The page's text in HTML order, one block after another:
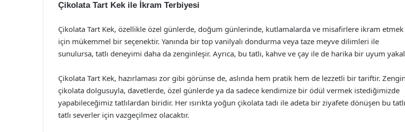
Çikolata Tart Kek ile İkram Terbiyesi
Çikolata Tart Kek, özellikle özel günlerde, doğum günlerinde, kutlamalarda ve misafirlere ikram etmek
için mükemmel bir seçenektir. Yanında bir top vanilyalı dondurma veya taze meyve dilimleri ile
sunulursa, tatlı deneyimi daha da zenginleşir. Ayrıca, bu tatlı, kahve ve çay ile de harika bir uyum
Çikolata Tart Kek, hazırlaması zor gibi görünse de, aslında hem pratik hem de lezzetli bir tariftir. Zengin
çikolata dolgusuyla, davetlerde, özel günlerde ya da sadece kendimize bir ödül vermek istediğimizde
yapabileceğimiz tatlılardan biridir. Her ısırıkta yoğun çikolata tadı ile adeta bir ziyafete dönüşen bu
tatlı severler için vazgeçilmez olacaktır.